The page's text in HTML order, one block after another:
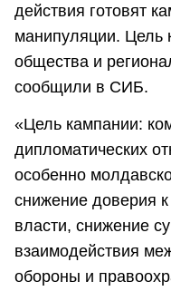
действия готовят
манипуляции. Цель
общества и
сообщили в СИБ.
«Цель кампании:
дипломатических
особенно
снижение доверия к
власти, снижение
взаимодействия
обороны и